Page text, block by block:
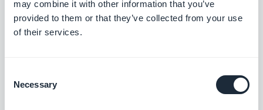
may combine it with other information that you’ve
provided to them or that they’ve collected from your use
of their services.
Selection
Necessary
Zoho CRM